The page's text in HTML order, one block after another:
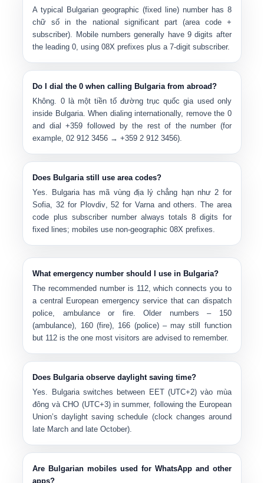
A typical Bulgarian geographic (fixed line) number has 8
chữ số
in the national significant part (area code +
subscriber). Mobile numbers generally have 9 digits after
the leading 0, using 08X prefixes plus a 7-digit subscriber.
Do I dial the 0 when calling Bulgaria from abroad?
Không. 0là một tiền tố đường trục quốc gia used only
inside Bulgaria. When dialing internationally, remove the 0
and dial
+359 followed by the rest of the number (for
example, 02 912 3456 → +359 2 912 3456).
Does Bulgaria still use area codes?
Yes. Bulgaria has mã vùng địa lý chẳng hạn như2 for
Sofia,32 for Plovdiv,52 for Varna and others. The area
code plus subscriber number always totals 8 digits for
fixed lines; mobiles use non-geographic 08X prefixes.
What emergency number should I use in Bulgaria?
The recommended number is 112, which connects you to
a central European emergency service that can dispatch
police, ambulance or fire. Older numbers –
150
(ambulance), 160 (fire), 166 (police) – may still function
but 112 is the one most visitors are advised to remember.
Does Bulgaria observe daylight saving time?
Yes. Bulgaria switches between EET (UTC+2) vào mùa
đông vàCHO (UTC+3) in summer, following the European
Union’s daylight saving schedule (clock changes around
late March and late October).
Are Bulgarian mobiles used for WhatsApp and other
apps?